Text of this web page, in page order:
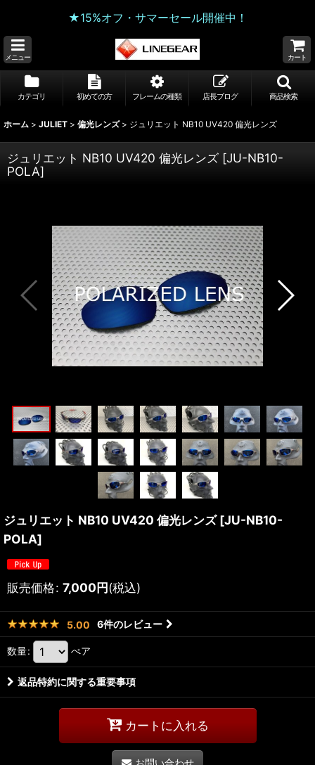
★15%オフ・サマーセール開催中！
メニュー カート
カテゴリ 初めての方 フレームの種類 店長ブログ 商品検索
ホーム > JULIET > 偏光レンズ > ジュリエット NB10 UV420 偏光レンズ
ジュリエット NB10 UV420 偏光レンズ [JU-NB10-
POLA]
ジュリエット NB10 UV420 偏光レンズ [JU-NB10-
POLA]
販売価格: 7,000円(税込)
5.00 6件のレビュー
数量: ぺア
返品特約に関する重要事項
カートに入れる
お問い合わせ